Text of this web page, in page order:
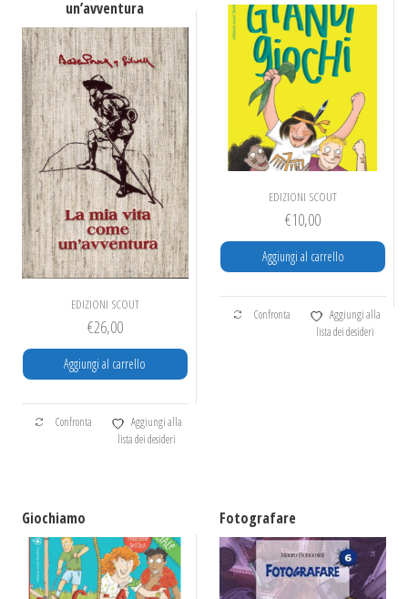
un’avventura
EDIZIONI SCOUT
€26,00
Aggiungi al carrello
Confronta
Aggiungi alla
lista dei desideri
EDIZIONI SCOUT
€10,00
Aggiungi al carrello
Confronta
Aggiungi alla
lista dei desideri
Giochiamo Fotografare